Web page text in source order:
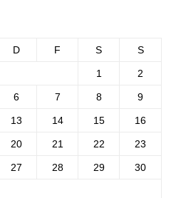
D F S S
1 2
6 7 8 9
13 14 15 16
20 21 22 23
27 28 29 30